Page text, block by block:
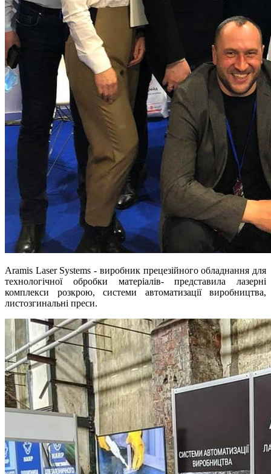
Aramis Laser Systems - виробник прецезійного обладнання для
технологічної обробки матеріалів- представила лазерні
комплекси розкрою, системи автоматизації виробництва,
листозгинальні преси.